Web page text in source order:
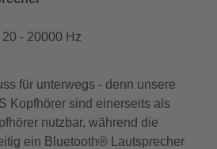
- 20000 Hz
für unterwegs - denn unsere
Kopfhörer sind einerseits als
nutzbar, während die
ein Bluetooth® Lautsprecher